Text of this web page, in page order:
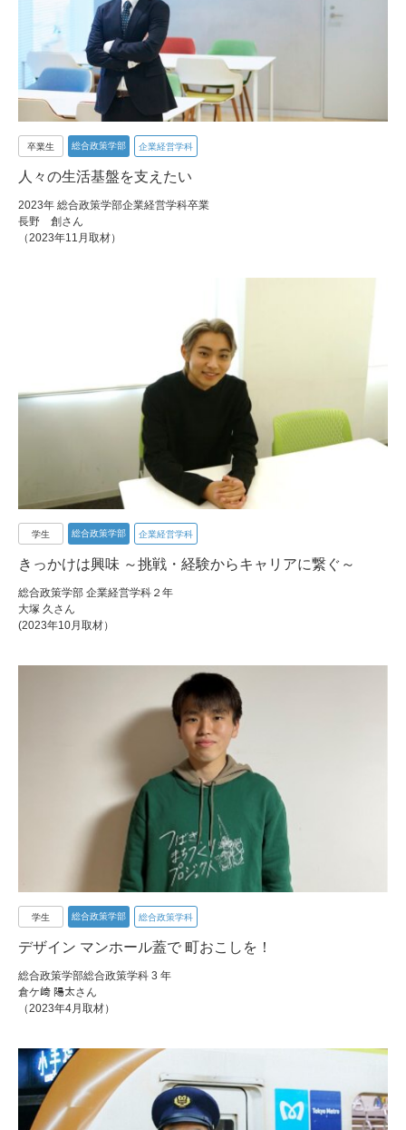
卒業生 総合政策学部 企業経営学科
人々の生活基盤を支えたい
2023年 総合政策学部企業経営学科卒業
長野 創さん
（2023年11月取材）
学生 総合政策学部 企業経営学科
きっかけは興味 ～挑戦・経験からキャリアに繋ぐ～
総合政策学部 企業経営学科２年
大塚 久さん
(2023年10月取材）
学生 総合政策学部 総合政策学科
デザイン マンホール蓋で 町おこしを！
総合政策学部総合政策学科 3 年
倉ケ﨑 陽太さん
（2023年4月取材）